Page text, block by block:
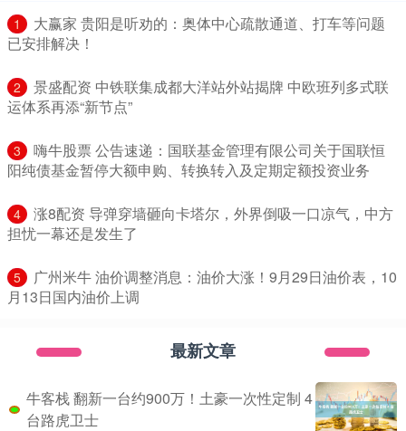
1
​大赢家 贵阳是听劝的：奥体中心疏散通道、打车等问题
已安排解决！
2
​景盛配资 中铁联集成都大洋站外站揭牌 中欧班列多式联
运体系再添“新节点”
3
​嗨牛股票 公告速递：国联基金管理有限公司关于国联恒
阳纯债基金暂停大额申购、转换转入及定期定额投资业务
4
​涨8配资 导弹穿墙砸向卡塔尔，外界倒吸一口凉气，中方
担忧一幕还是发生了
5
​广州米牛 油价调整消息：油价大涨！9月29日油价表，10
月13日国内油价上调
最新文章
牛客栈 翻新一台约900万！土豪一次性定制 4
台路虎卫士